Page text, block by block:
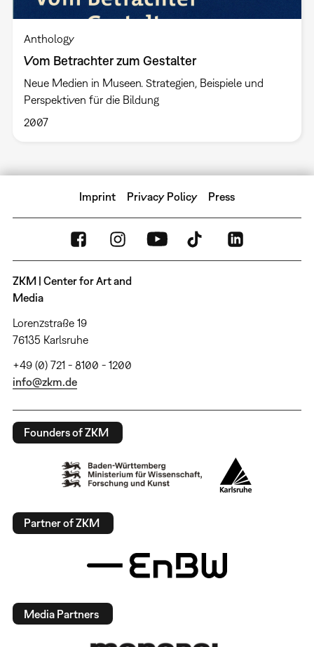
Anthology
Vom Betrachter zum Gestalter
Neue Medien in Museen. Strategien, Beispiele und
Perspektiven für die Bildung
2007
Imprint Privacy Policy Press
ZKM | Center for Art and
Media
Lorenzstraße 19
76135 Karlsruhe
+49 (0) 721 - 8100 - 1200
info@zkm.de
Founders of ZKM
Partner of ZKM
Media Partners